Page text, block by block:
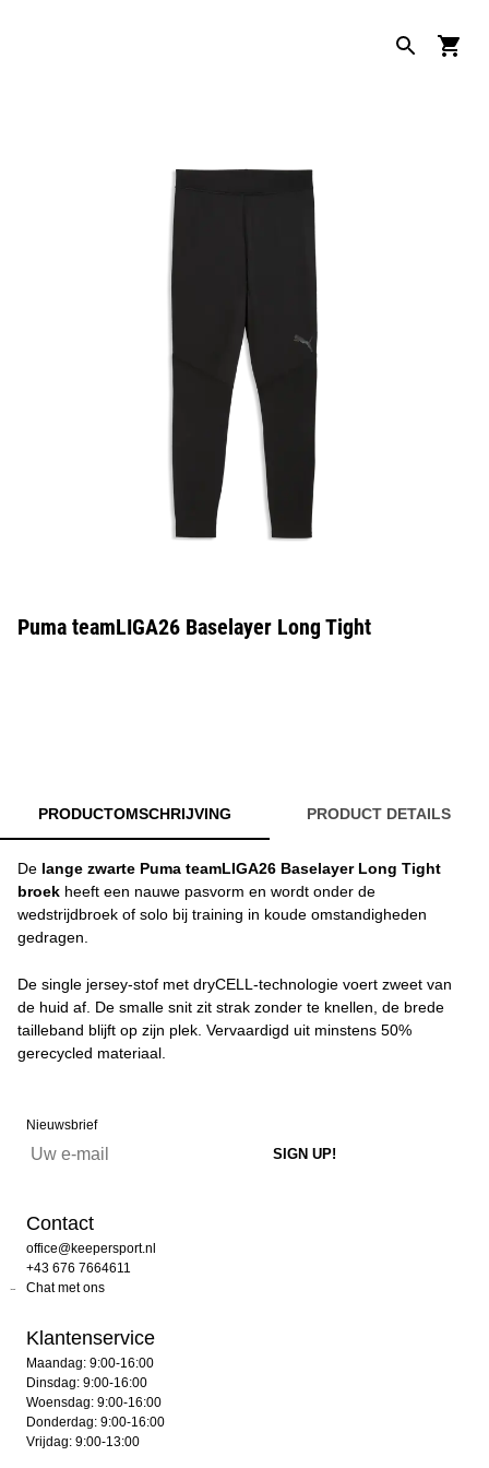
Puma teamLIGA26 Baselayer Long Tight
PRODUCTOMSCHRIJVING PRODUCT DETAILS
De lange zwarte Puma teamLIGA26 Baselayer Long Tight
broek heeft een nauwe pasvorm en wordt onder de
wedstrijdbroek of solo bij training in koude omstandigheden
gedragen.
De single jersey-stof met dryCELL-technologie voert zweet van
de huid af. De smalle snit zit strak zonder te knellen, de brede
tailleband blijft op zijn plek. Vervaardigd uit minstens 50%
gerecycled materiaal.
Nieuwsbrief
Contact
office@keepersport.nl
+43 676 7664611
Chat met ons
Klantenservice
Maandag: 9:00-16:00
Dinsdag: 9:00-16:00
Woensdag: 9:00-16:00
Donderdag: 9:00-16:00
Vrijdag: 9:00-13:00